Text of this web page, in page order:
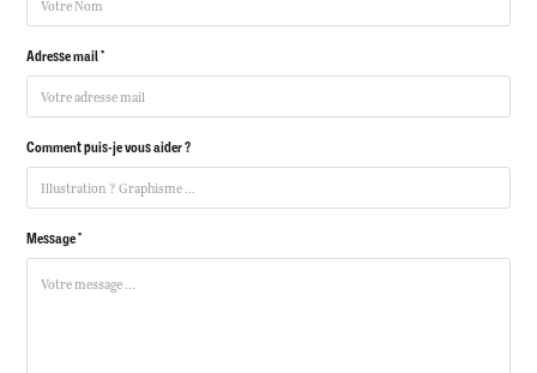
Adresse mail *
Comment puis-je vous aider ?
Message *